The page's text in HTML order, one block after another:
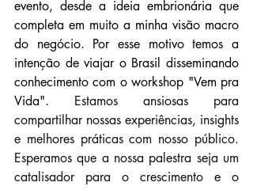
evento, desde a ideia embrionária que
completa em muito a minha visão macro
do negócio. Por esse motivo temos a
intenção de viajar o Brasil disseminando
conhecimento com o workshop "Vem pra
Vida". Estamos ansiosas para
compartilhar nossas experiências, insights
e melhores práticas com nosso público.
Esperamos que a nossa palestra seja um
catalisador para o crescimento e o